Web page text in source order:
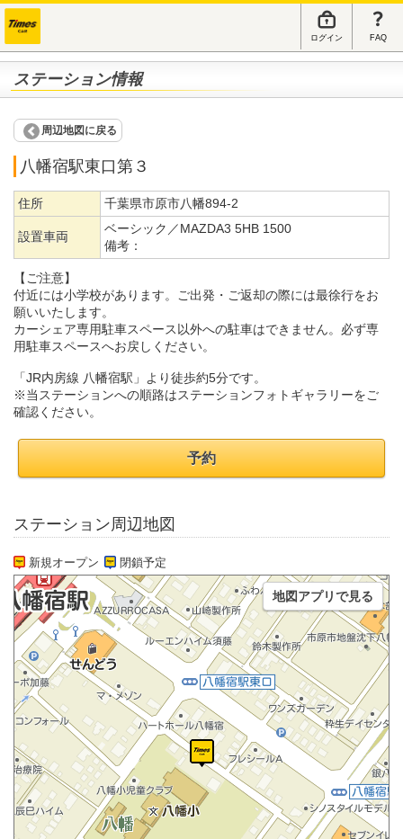
ログイン FAQ
ステーション情報
周辺地図に戻る
八幡宿駅東口第３
住所 千葉県市原市八幡894-2
設置車両
ベーシック／MAZDA3 5HB 1500
備考：
【ご注意】
付近には小学校があります。ご出発・ご返却の際には最徐行をお
願いいたします。
カーシェア専用駐車スペース以外への駐車はできません。必ず専
用駐車スペースへお戻しください。
「JR内房線 八幡宿駅」より徒歩約5分です。
※当ステーションへの順路はステーションフォトギャラリーをご
確認ください。
予約
ステーション周辺地図
新規オープン 閉鎖予定
地図アプリで見る